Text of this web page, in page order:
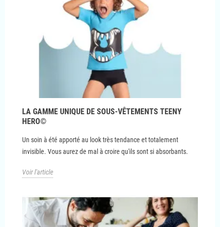
LA GAMME UNIQUE DE SOUS-VÊTEMENTS TEENY
HERO©
Un soin à été apporté au look très tendance et totalement
invisible. Vous aurez de mal à croire qu'ils sont si absorbants.
Voir l'article